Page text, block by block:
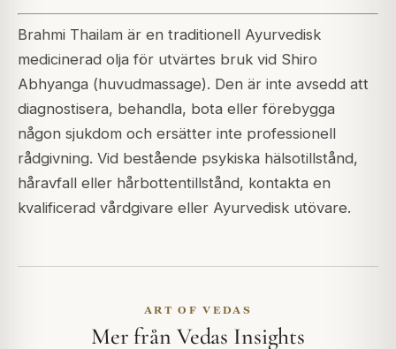
Brahmi Thailam är en traditionell Ayurvedisk
medicinerad olja för utvärtes bruk vid Shiro
Abhyanga (huvudmassage). Den är inte avsedd att
diagnostisera, behandla, bota eller förebygga
någon sjukdom och ersätter inte professionell
rådgivning. Vid bestående psykiska hälsotillstånd,
håravfall eller hårbottentillstånd, kontakta en
kvalificerad vårdgivare eller Ayurvedisk utövare.
ART OF VEDAS
Mer från Vedas Insights